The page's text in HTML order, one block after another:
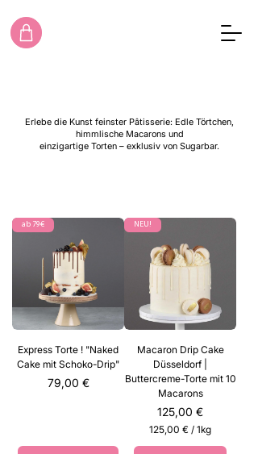
Erlebe die Kunst feinster Pâtisserie: Edle Törtchen,
himmlische Macarons und
einzigartige Torten – exklusiv von Sugarbar.
ab 79€
Express Torte ! "Naked
Cake mit Schoko-Drip"
Preis
79,00 €
NEU!
Macaron Drip Cake
Düsseldorf |
Buttercreme-Torte mit 10
Macarons
Preis
125,00 €
125,00 € / 1kg